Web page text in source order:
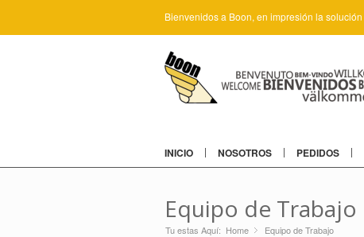
Bienvenidos a Boon, en impresión la solución
INICIO NOSOTROS PEDIDOS
Equipo de Trabajo
Tu estas Aquí: Home »
Equipo de Trabajo